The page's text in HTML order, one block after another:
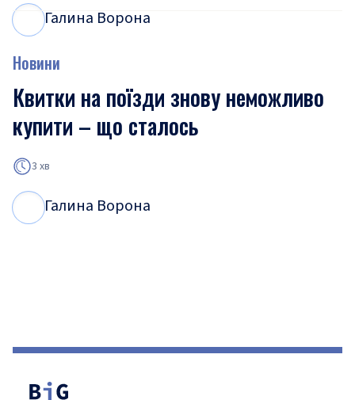
Галина Ворона
Новини
Квитки на поїзди знову неможливо
купити – що сталось
3 хв
Галина Ворона